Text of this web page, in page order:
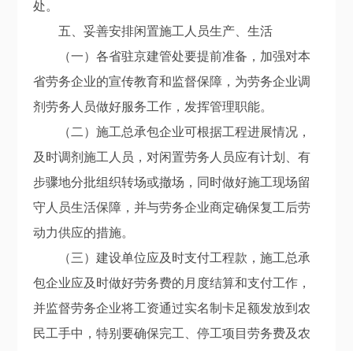
处。
五、妥善安排闲置施工人员生产、生活
（一）各省驻京建管处要提前准备，加强对本
省劳务企业的宣传教育和监督保障，为劳务企业调
剂劳务人员做好服务工作，发挥管理职能。
（二）施工总承包企业可根据工程进展情况，
及时调剂施工人员，对闲置劳务人员应有计划、有
步骤地分批组织转场或撤场，同时做好施工现场留
守人员生活保障，并与劳务企业商定确保复工后劳
动力供应的措施。
（三）建设单位应及时支付工程款，施工总承
包企业应及时做好劳务费的月度结算和支付工作，
并监督劳务企业将工资通过实名制卡足额发放到农
民工手中，特别要确保完工、停工项目劳务费及农